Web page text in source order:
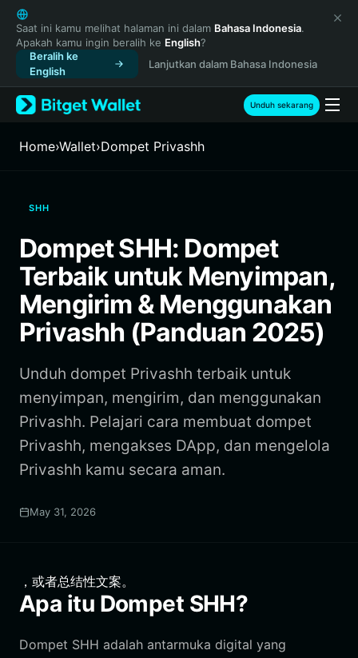
English
日本語
Tiếng Việt
Русский
Español (Latinoamérica)
Türkçe
Français
繁體中文
Bahasa Indonesia
ภาษาไทย
Español
Português (Brasil)
Saat ini kamu melihat halaman ini dalam Bahasa Indonesia.
Apakah kamu ingin beralih ke English?
Beralih ke
English
Lanjutkan dalam Bahasa Indonesia
Unduh sekarang
Home›Wallet›Dompet Privashh
SHH
Dompet SHH: Dompet
Terbaik untuk Menyimpan,
Mengirim & Menggunakan
Privashh (Panduan 2025)
Unduh dompet Privashh terbaik untuk
menyimpan, mengirim, dan menggunakan
Privashh. Pelajari cara membuat dompet
Privashh, mengakses DApp, dan mengelola
Privashh kamu secara aman.
May 31, 2026
，或者总结性文案。
Apa itu Dompet SHH?
Dompet SHH adalah antarmuka digital yang